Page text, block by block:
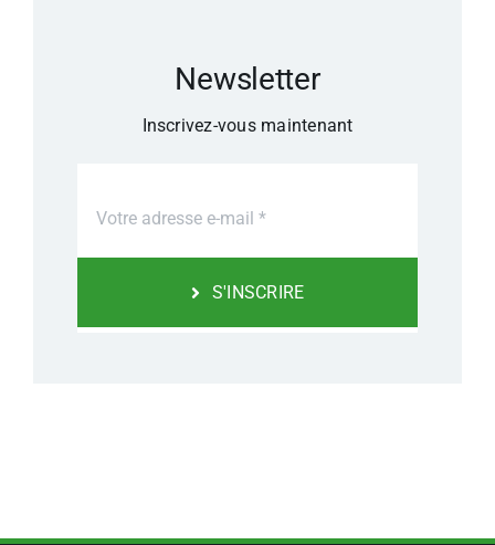
Newsletter
Inscrivez-vous maintenant
S'INSCRIRE